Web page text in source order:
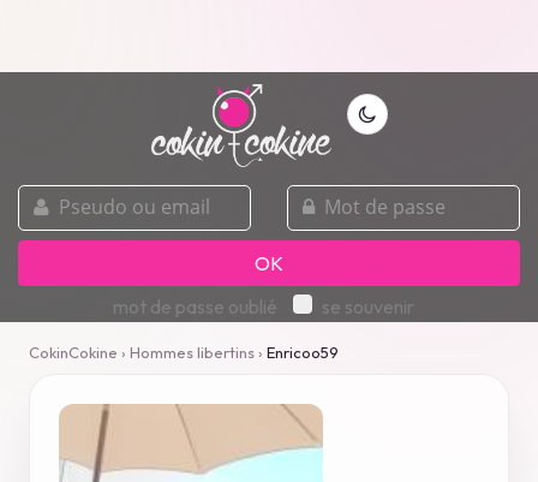
pseudo
ou
email
mot
de
passe
OK
mot de passe oublié
se souvenir
CokinCokine › Hommes libertins› Enricoo59